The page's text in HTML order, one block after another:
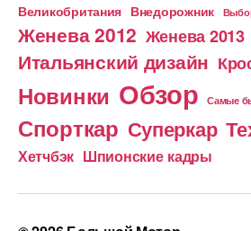
Великобритания Внедорожник
Женева 2012 Женева 2013
Итальянский дизайн
Новинки Обзор Самые
Спорткар Суперкар
Хетчбэк Шпионские кадры